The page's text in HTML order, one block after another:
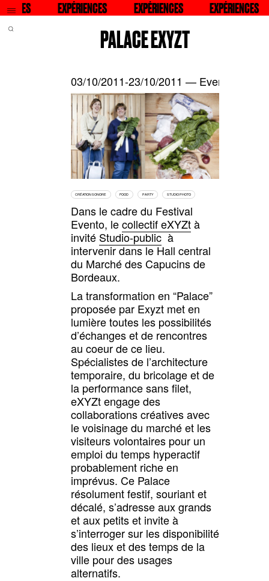
EXPÉRIENCES EXPÉRIENCES EXPÉRIENCES
RECHERCHER RECHERCHER
PALACE EXYZT
03/10/2011-23/10/2011 — Evento,
CRÉATION SONORE FOOD PARTY STUDIO PHOTO
Dans le cadre du Festival
Evento, lecollectif eXYZtà
invité Studio-publicà
intervenir dans le Hall central
du Marché des Capucins de
Bordeaux.
La transformation en “Palace”
proposée par Exyzt met en
lumière toutes les possibilités
d’échanges et de rencontres
au coeur de ce lieu.
Spécialistes de l’architecture
temporaire, du bricolage et de
la performance sans filet,
eXYZt engage des
collaborations créatives avec
le voisinage du marché et les
visiteurs volontaires pour un
emploi du temps hyperactif
probablement riche en
imprévus. Ce Palace
résolument festif, souriant et
décalé, s’adresse aux grands
et aux petits et invite à
s’interroger sur les disponibilité
des lieux et des temps de la
ville pour des usages
alternatifs.